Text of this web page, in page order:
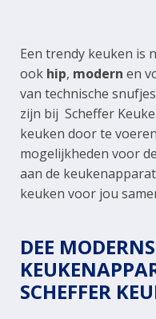
Een trendy keuken is
ook hip, modern en
van technische
zijn bij Scheffer
keuken door te
mogelijkheden voor
aan de
keuken voor jou
DEE
SCHEFFER